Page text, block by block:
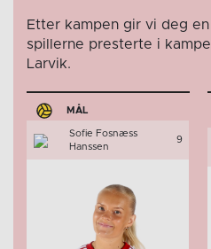
Etter kampen gir vi deg
spillerne presterte i
Larvik.
MÅL
Sofie Fosnæss
Hanssen
9